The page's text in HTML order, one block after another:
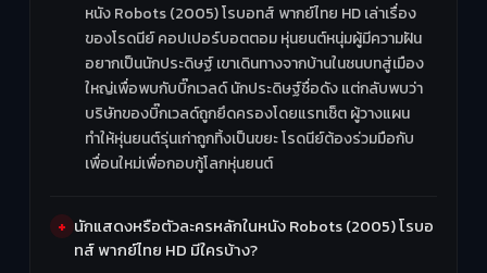
หนัง Robots (2005) โรบอทส์ พากย์ไทย HD เล่าเรื่อง
ของโรดนีย์ คอปเปอร์บอตตอม หุ่นยนต์หนุ่มผู้มีความฝัน
อยากเป็นนักประดิษฐ์ เขาเดินทางจากบ้านในชนบทสู่เมือง
ใหญ่เพื่อพบกับบิ๊กเวลด์ นักประดิษฐ์ชื่อดัง แต่กลับพบว่า
บริษัทของบิ๊กเวลด์ถูกยึดครองโดยแรทเช็ต ผู้วางแผน
ทำให้หุ่นยนต์รุ่นเก่าถูกทิ้งเป็นขยะ โรดนีย์ต้องร่วมมือกับ
เพื่อนใหม่เพื่อกอบกู้โลกหุ่นยนต์
นักแสดงหรือตัวละครหลักในหนัง Robots (2005) โรบอ
ทส์ พากย์ไทย HD มีใครบ้าง?